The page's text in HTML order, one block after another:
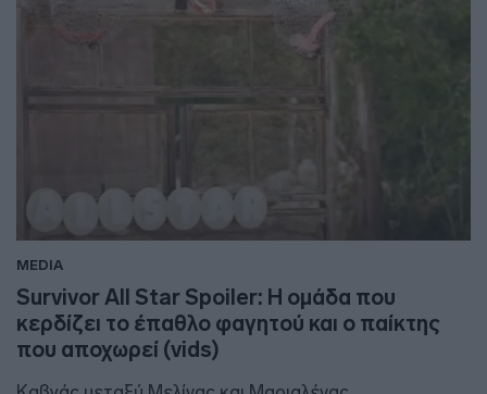
MEDIA
Survivor All Star Spoiler: Η ομάδα που
κερδίζει το έπαθλο φαγητού και ο παίκτης
που αποχωρεί (vids)